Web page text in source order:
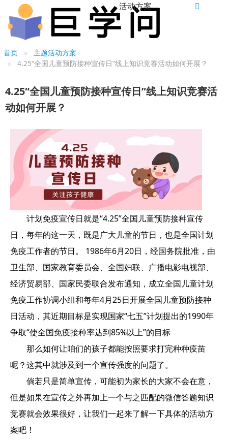
活动方案
首页
主题活动方案
4.25“全国儿童预防接种宣传日”线上知识竞赛活动如何开展？
4.25“全国儿童预防接种宣传日”线上知识竞赛活
动如何开展？
计划免疫宣传日就是“4.25”全国儿童预防接种宣传
日，每年的这一天，既是广大儿童的节日，也是全国计划
免疫工作者的节日。 1986年6月20日，经国务院批准，由
卫生部、国家教育委员会、全国妇联、广播电影电视部、
经济贸易部、国家民委联合发布通知，成立全国儿童计划
免疫工作协调小组和每年4月25日开展全国儿童预防接种
日活动，其近期目标是实现国家“七五”计划提出的1990年
争取“使全国免疫接种率达到85%以上”的目标
那么如何让咱们的孩子都能按照要求打完种种疫苗
呢？这其中就涉及到一个宣传强度的问题了。
倘若只是简单宣传，可能初为家长的大家不会在意，
但是如果在宣传之外再加上一个与之匹配的微信答题知识
竞赛就会效果很好，让我们一起来了解一下具体的活动方
案吧！